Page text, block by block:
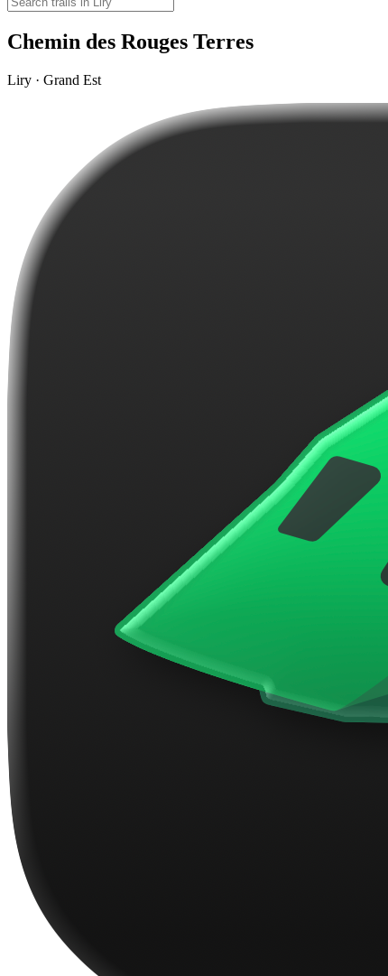
Chemin des Rouges Terres
Liry · Grand Est